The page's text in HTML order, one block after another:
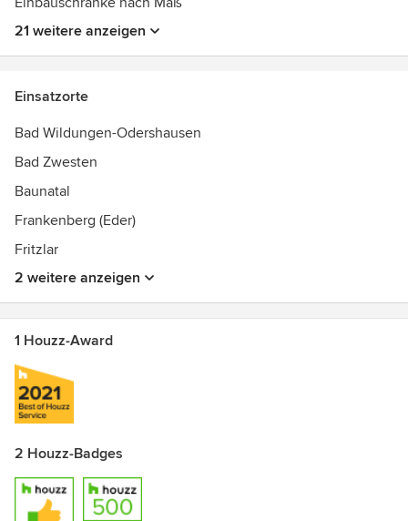
21 weitere anzeigen
Einsatzorte
Bad Wildungen-Odershausen
Bad Zwesten
Baunatal
Frankenberg (Eder)
Fritzlar
2 weitere anzeigen
1 Houzz-Award
2 Houzz-Badges